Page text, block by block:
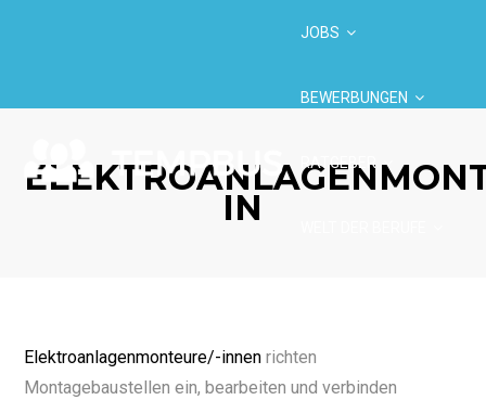
JOBS
BEWERBUNGEN
RATGEBER
IN
Elektroanlagenmonteure/-innen richten
Montagebaustellen ein, bearbeiten und verbinden